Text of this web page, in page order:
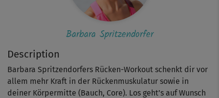
Description
Barbara Spritzendorfers Rücken-Workout schenkt dir vor
allem mehr Kraft in der Rückenmuskulatur sowie in
deiner Körpermitte (Bauch, Core). Los geht’s auf Wunsch
Barbara Spritzendorfer